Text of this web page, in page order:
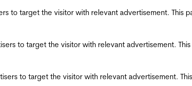
to target the visitor with relevant advertisement. This
to target the visitor with relevant advertisement.
to target the visitor with relevant advertisement.